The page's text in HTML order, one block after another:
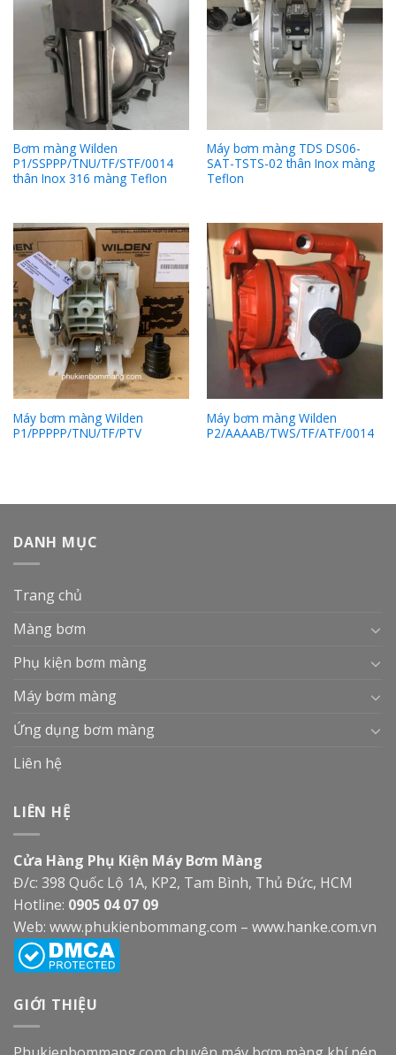
Bơm màng Wilden
P1/SSPPP/TNU/TF/STF/0014
thân Inox 316 màng Teflon
Máy bơm màng TDS DS06-
SAT-TSTS-02 thân Inox màng
Teflon
Máy bơm màng Wilden
P1/PPPPP/TNU/TF/PTV
Máy bơm màng Wilden
P2/AAAAB/TWS/TF/ATF/0014
DANH MỤC
Trang chủ
Màng bơm
Phụ kiện bơm màng
Máy bơm màng
Ứng dụng bơm màng
Liên hệ
LIÊN HỆ
Cửa Hàng Phụ Kiện Máy Bơm Màng
Đ/c: 398 Quốc Lộ 1A, KP2, Tam Bình, Thủ Đức, HCM
Hotline: 0905 04 07 09
Web: www.phukienbommang.com – www.hanke.com.vn
GIỚI THIỆU